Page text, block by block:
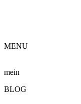
MENU
mein
BLOG